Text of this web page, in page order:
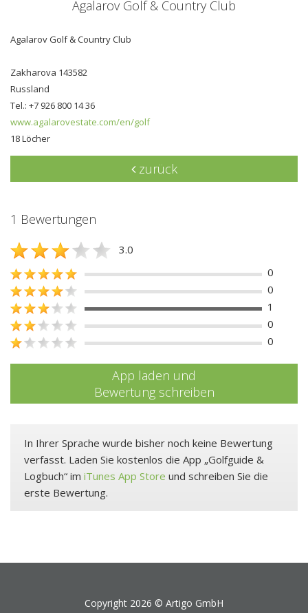
Agalarov Golf & Country Club
Agalarov Golf & Country Club
Zakharova 143582
Russland
Tel.: +7 926 800 14 36
www.agalarovestate.com/en/golf
18 Löcher
zurück
1 Bewertungen
3.0
0
0
1
0
0
App laden und
Bewertung schreiben
In Ihrer Sprache wurde bisher noch keine Bewertung
verfasst. Laden Sie kostenlos die App „Golfguide &
Logbuch“ im iTunes App Store und schreiben Sie die
erste Bewertung.
Copyright 2026 © Artigo GmbH